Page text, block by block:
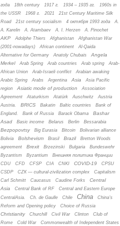
года
18th century 1917 г. 1934 – 1935 гг.
1960s in
the USSR
1968 г. 2021
21st Century Maritime Silk
Road
21st century socialism 4 октября 1993 года
A.
A. Karelin
A. Atambaev A. I. Herzen A. Pinochet
AKP Adolphe Thiers Afghanistan
Afghanistan War
(2001-nowadays)
African continent
Al-Qaida
Alternative for Germany
Anatoly Chubais
Angela
Merkel
Arab Spring Arab countries Arab spring
Arab-
African Union
Arab-Israeli conflict
Arabian awaking
Arabic Spring
Arabs Argentina Asia
Asia Pacific
region
Asiatic mode of production
Association
Agreement
Ataturkism Atatürk Auschwitz
Austria
Austria.
BRICS Bakatin Baltic countries
Bank of
England.
Bank of Russia Barack Obama
Bashar
Asad
Basic income Belarus Berlin Bessarabia
Bezpopovtsy Big Eurasia Bitcoin
Bolivarian alliance
Bolivia
Bolshevism Brasil Brazil
Bretton Woods
agreement
Brexit Brzezinski Bulgaria
Bundeswehr
Byzantism
Byzantium
Bнешняя политика Франции
CDU
CFD CFSP CIA CNKI COVID-19
CPSU
CSDP
CZК — cultural-zivilization complex
Capitalism
Carl Schmitt
Caucasus Caudine Forks
Central
Asia
Central Bank of RF
Central and Eastern Europe
CentralAsia.
Ch. de Gaulle Chile China
China's
Reform and Opening policy
Choice of Russia
Christianity Churchill Civil War Clinton
Club of
Rome
Cold War
Commonwealth of Independent States